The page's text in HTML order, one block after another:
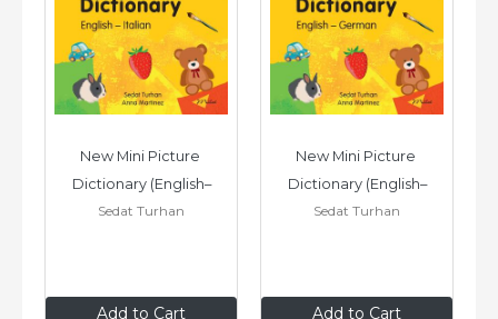
Add to Cart
New Mini Picture
Dictionary (English–
Italian)
Sedat Turhan
$9.99 Add to Cart
New Mini Picture
Dictionary (English–
German)
Sedat Turhan
$9.99